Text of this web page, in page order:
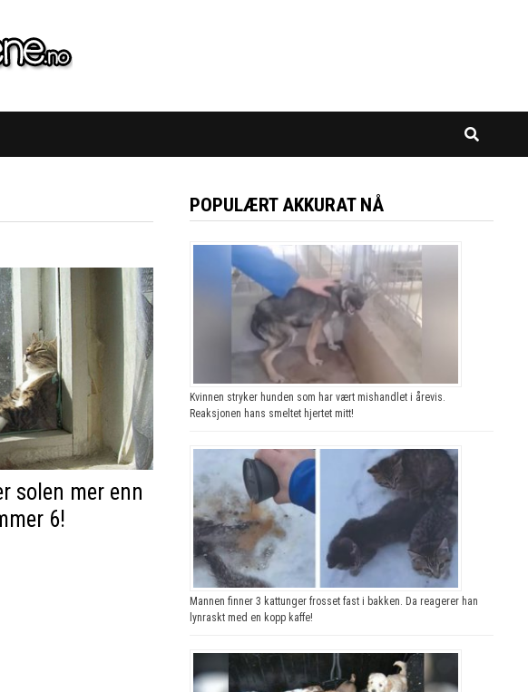
solen mer enn
6!
POPULÆRT AKKURAT NÅ
Kvinnen stryker hunden som har vært mishandlet i årevis.
Reaksjonen hans smeltet hjertet mitt!
Mannen finner 3 kattunger frosset fast i bakken. Da reagerer han
lynraskt med en kopp kaffe!